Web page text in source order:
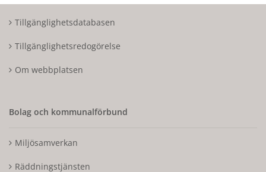
Tillgänglighetsdatabasen
Tillgänglighetsredogörelse
Om webbplatsen
Bolag och kommunalförbund
Miljösamverkan
Räddningstjänsten